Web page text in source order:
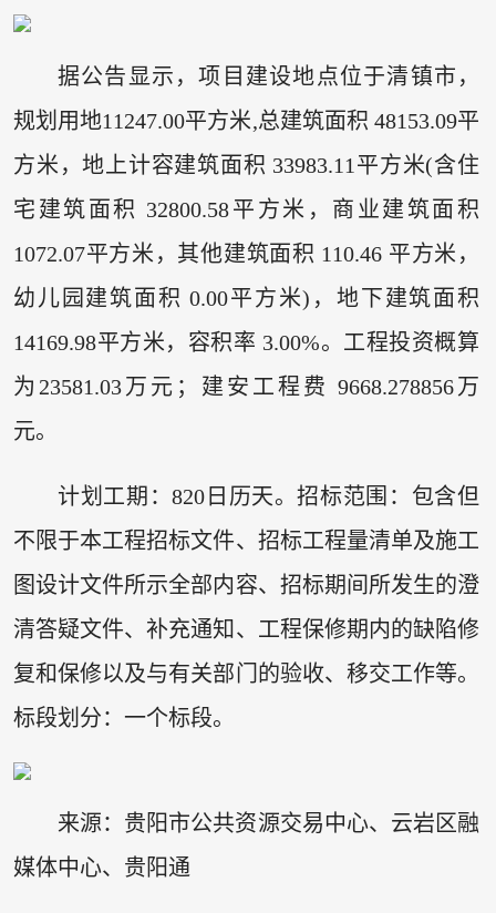
据公告显示，项目建设地点位于清镇市，
规划用地11247.00平方米,总建筑面积 48153.09平
方米，地上计容建筑面积 33983.11平方米(含住
宅建筑面积 32800.58平方米，商业建筑面积
1072.07平方米，其他建筑面积 110.46 平方米，
幼儿园建筑面积 0.00平方米)，地下建筑面积
14169.98平方米，容积率 3.00%。工程投资概算
为23581.03万元；建安工程费 9668.278856万
元。
计划工期：820日历天。招标范围：包含但
不限于本工程招标文件、招标工程量清单及施工
图设计文件所示全部内容、招标期间所发生的澄
清答疑文件、补充通知、工程保修期内的缺陷修
复和保修以及与有关部门的验收、移交工作等。
标段划分：一个标段。
来源：贵阳市公共资源交易中心、云岩区融
媒体中心、贵阳通